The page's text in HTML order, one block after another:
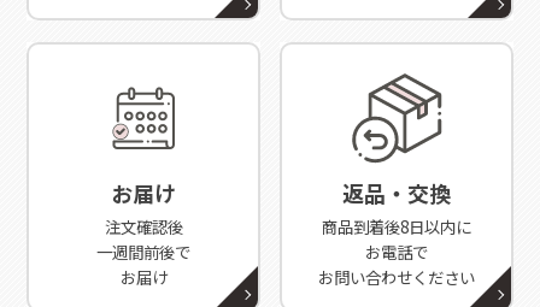
お届け
注文確認後
一週間前後で
お届け
返品・交換
商品到着後8日以内に
お電話で
お問い合わせください